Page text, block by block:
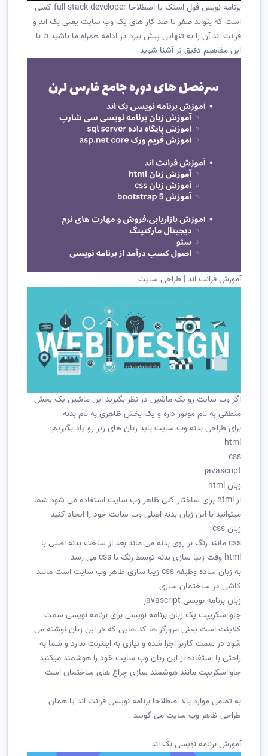
برنامه نویس فول استک یا اصطلاحا full stack developer کسی
است که بتواند صفر تا صد کار های یک وب سایت یعنی بک اند و
فرانت اند آن را به تنهایی پیش ببرد در ادامه همراه ما باشید تا با
این مفاهیم دقیق تر آشنا شوید
آموزش فرانت اند | طراحی سایت
اگر وب سایت رو یک ماشین در نظر بگیرید این ماشین یک بخش
منطقی به نام موتور داره و یک بخش ظاهری به نام بدنه
برای طراحی بدنه وب سایت باید زبان های زیر رو یاد بگیریم:
html
css
javascript
زبان html
از html برای ساختار کلی ظاهر وب سایت استفاده می شود شما
میتوانید با این زبان بدنه اصلی وب سایت خود را ایجاد کنید
زبان css
css مانند رنگ بر روی بدنه می ماند بعد از ساخت بدنه اصلی با
html وقت زیبا سازی بدنه توسط رنگ با css می رسد
به زبان ساده وظیفه css زیبا سازی ظاهر وب سایت است مانند
کاشی در ساختمان سازی
زبان برنامه نویسی javascript
جاوااسکریپت یک زبان برنامه نویسی برای برنامه نویسی سمت
کلاینت است یعنی مرورگر ها کد هایی که در این زبان نوشته می
شود در سمت کاربر اجرا شده و نیازی به اینترنت ندارد و شما به
راحتی با استفاده از این زبان وب سایت خود را هوشمند میکنید
جاوااسکریپت مانند هوشمند سازی چراغ های ساختمان است
به تمامی موارد بالا اصطلاحا برنامه نویسی فرانت اند یا همان
طراحی ظاهر وب سایت می گویند
آموزش برنامه نویسی بک اند